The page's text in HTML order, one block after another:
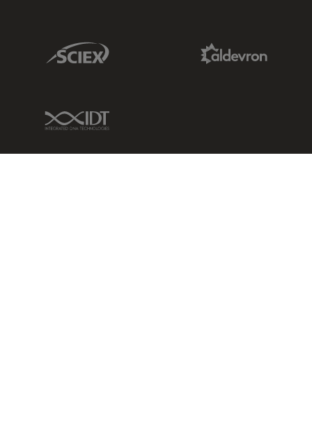
Sciex Link
IDT Link